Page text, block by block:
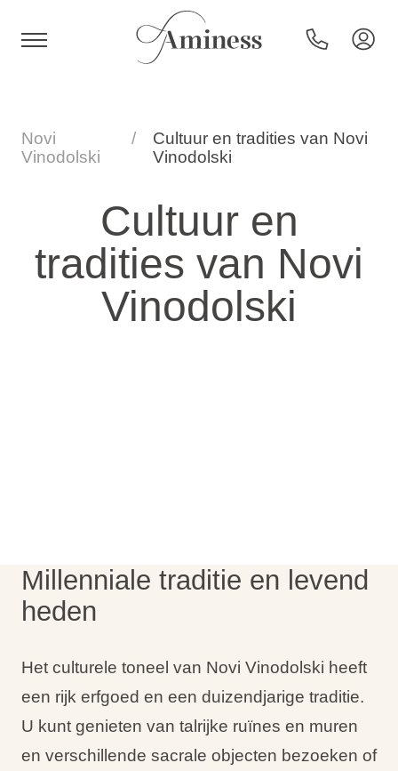
Hotels en resorts
Campings
Speciale aanbiedingen
Ami Loyalty programma
Blogi
Novi
Vinodolski
Cultuur en tradities van Novi
Vinodolski
Cultuur en
tradities van Novi
Vinodolski
Millenniale traditie en levend
heden
Het culturele toneel van Novi Vinodolski heeft
een rijk erfgoed en een duizendjarige traditie.
U kunt genieten van talrijke ruïnes en muren
en verschillende sacrale objecten bezoeken of